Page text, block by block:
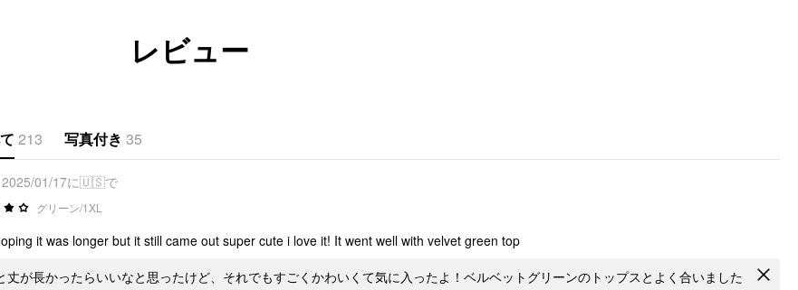
レビュー
213 写真付き 35
2025/01/17に🇺🇸で
グリーン/1XL
it was longer but it still came out super cute i love it! It went well with velvet green top
丈が長かったらいいなと思ったけど、それでもすごくかわいくて気に入ったよ！ベルベットグリーンのトップスとよく合いました